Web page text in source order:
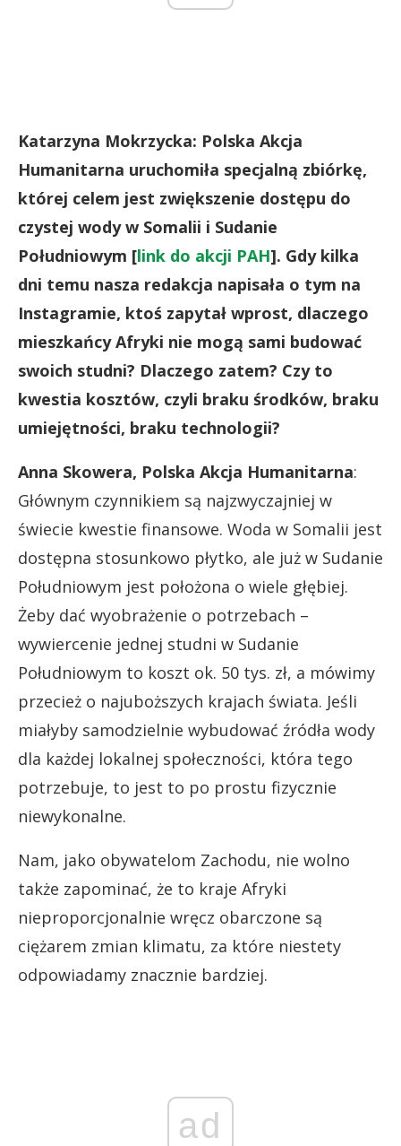
Katarzyna Mokrzycka: Polska Akcja
Humanitarna uruchomiła specjalną zbiórkę,
której celem jest zwiększenie dostępu do
czystej wody w Somalii i Sudanie
Południowym [link do akcji PAH]. Gdy kilka
dni temu nasza redakcja napisała o tym na
Instagramie, ktoś zapytał wprost, dlaczego
mieszkańcy Afryki nie mogą sami budować
swoich studni? Dlaczego zatem? Czy to
kwestia kosztów, czyli braku środków, braku
umiejętności, braku technologii?
Anna Skowera, Polska Akcja Humanitarna:
Głównym czynnikiem są najzwyczajniej w
świecie kwestie finansowe. Woda w Somalii jest
dostępna stosunkowo płytko, ale już w Sudanie
Południowym jest położona o wiele głębiej.
Żeby dać wyobrażenie o potrzebach –
wywiercenie jednej studni w Sudanie
Południowym to koszt ok. 50 tys. zł, a mówimy
przecież o najuboższych krajach świata. Jeśli
miałyby samodzielnie wybudować źródła wody
dla każdej lokalnej społeczności, która tego
potrzebuje, to jest to po prostu fizycznie
niewykonalne.
Nam, jako obywatelom Zachodu, nie wolno
także zapominać, że to kraje Afryki
nieproporcjonalnie wręcz obarczone są
ciężarem zmian klimatu, za które niestety
odpowiadamy znacznie bardziej.
ad